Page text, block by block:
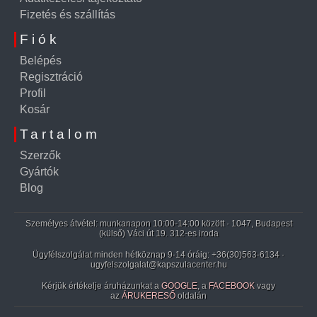
Fizetés és szállítás
Fiók
Belépés
Regisztráció
Profil
Kosár
Tartalom
Szerzők
Gyártók
Blog
Személyes átvétel: munkanapon 10:00-14:00 között · 1047, Budapest
(külső) Váci út 19. 312-es iroda
Ügyfélszolgálat minden hétköznap 9-14 óráig: +36(30)563-6134 ·
ugyfelszolgalat@kapszulacenter.hu
Kérjük értékelje áruházunkat a GOOGLE, a FACEBOOK vagy
az ÁRUKERESŐ oldalán